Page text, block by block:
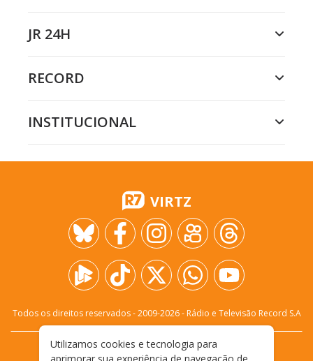
JR 24H
RECORD
INSTITUCIONAL
VIRTZ
Todos os direitos reservados - 2009-2026- Rádio e Televisão Record S.A
FALE CONOSCO PRIVACIDADE
Utilizamos cookies e tecnologia para